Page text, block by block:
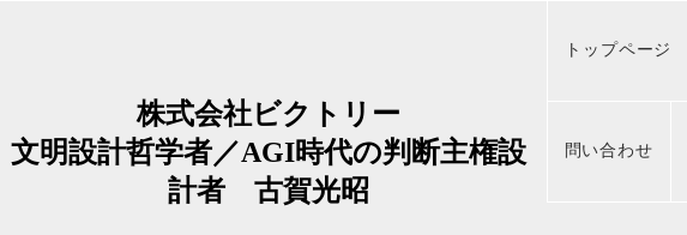
株式会社ビクトリー
文明設計哲学者／AGI時代の判断主権設
計者 古賀光昭
トップページ
問い合わせ